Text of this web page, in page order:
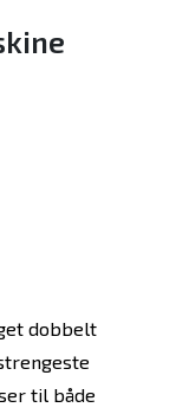
dobbelt
til både